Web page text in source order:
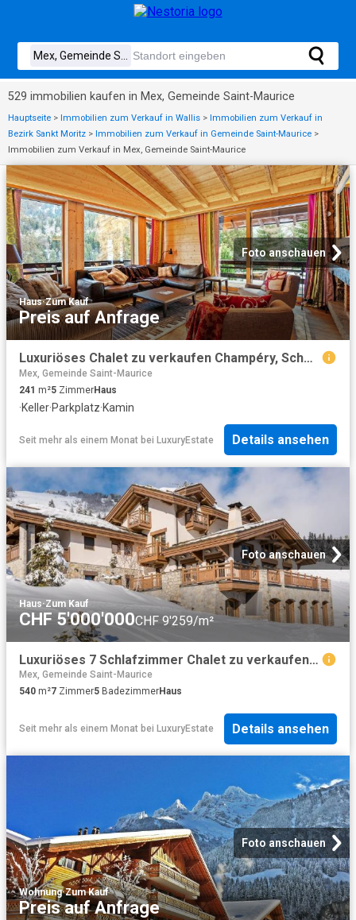
529 immobilien kaufen in Mex, Gemeinde Saint-Maurice
Hauptseite > Immobilien zum Verkauf in Wallis > Immobilien zum Verkauf in
Bezirk Sankt Moritz > Immobilien zum Verkauf in Gemeinde Saint-Maurice >
Immobilien zum Verkauf in Mex, Gemeinde Saint-Maurice
Foto anschauen
Haus·Zum Kauf
Preis auf Anfrage
Luxuriöses Chalet zu verkaufen Champéry, Schweiz
Mex, Gemeinde Saint-Maurice
241 m²5 ZimmerHaus
·Keller·Parkplatz·Kamin
Seit mehr als einem Monat bei LuxuryEstate Details ansehen
Foto anschauen
Haus·Zum Kauf
CHF 5'000'000CHF 9'259/m²
Luxuriöses 7 Schlafzimmer Chalet zu verkaufen Champéry, Schweiz
Mex, Gemeinde Saint-Maurice
540 m²7 Zimmer5 BadezimmerHaus
Seit mehr als einem Monat bei LuxuryEstate Details ansehen
Foto anschauen
Wohnung·Zum Kauf
Preis auf Anfrage